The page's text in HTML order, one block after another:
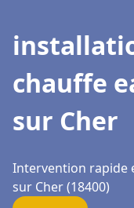
chauffe
sur Cher
Intervention rapide
sur Cher (18400)